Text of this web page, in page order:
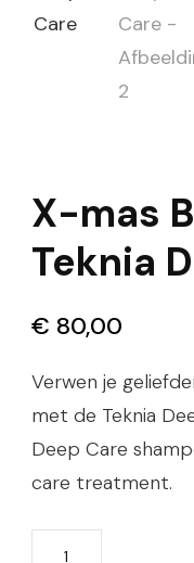
X-mas
Teknia
€ 80,00
Verwen je
met de Teknia
Deep Care
care treatment.